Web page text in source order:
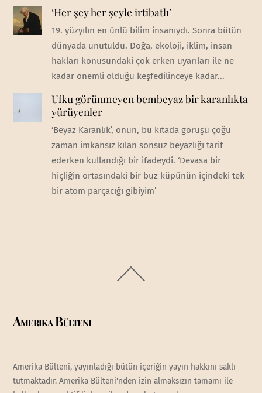
‘Her şey her şeyle irtibatlı’
19. yüzyılın en ünlü bilim insanıydı. Sonra bütün
dünyada unutuldu. Doğa, ekoloji, iklim, insan
hakları konusundaki çok erken uyarıları ile ne
kadar önemli olduğu keşfedilinceye kadar...
Ufku görünmeyen bembeyaz bir karanlıkta
yürüyenler
‘Beyaz Karanlık’, onun, bu kıtada görüşü çoğu
zaman imkansız kılan sonsuz beyazlığı tarif
ederken kullandığı bir ifadeydi. ‘Devasa bir
hiçliğin ortasındaki bir buz küpünün içindeki tek
bir atom parçacığı gibiyim’
To
Amerika Bülteni
Amerika Bülteni, yayınladığı bütün içeriğin yayın hakkını saklı
tutmaktadır. Amerika Bülteni'nden izin almaksızın tamamı ile